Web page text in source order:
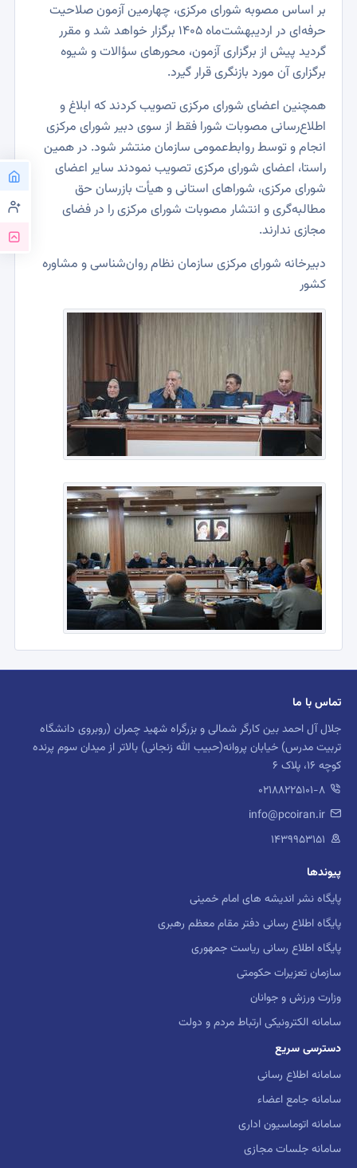
بر اساس مصوبه شورای مرکزی، چهارمین آزمون صلاحیت
حرفه‌ای در اردیبهشت‌ماه ۱۴۰۵ برگزار خواهد شد و مقرر
گردید پیش از برگزاری آزمون، محورهای سؤالات و شیوه
برگزاری آن مورد بازنگری قرار گیرد.
همچنین اعضای شورای مرکزی تصویب کردند که ابلاغ و
اطلاع‌رسانی مصوبات شورا فقط از سوی دبیر شورای مرکزی
انجام و توسط روابط‌عمومی سازمان منتشر شود. در همین
راستا، اعضای شورای مرکزی تصویب نمودند سایر اعضای
شورای مرکزی، شوراهای استانی و هیأت بازرسان حق
مطالبه‌گری و انتشار مصوبات شورای مرکزی را در فضای
مجازی ندارند.
دبیرخانه شورای مرکزی سازمان نظام روان‌شناسی و مشاوره
کشور
تماس با ما
جلال آل احمد بین کارگر شمالی و بزرگراه شهید چمران (روبروی دانشگاه
تربیت مدرس) خیابان پروانه(حبیب الله زنجانی) بالاتر از میدان سوم پرنده
کوچه 16، پلاک 6
02188225101-8
info@pcoiran.ir
۱۴۳۹۹۵۳۱۵۱
پیوندها
پایگاه نشر اندیشه های امام خمینی
پایگاه اطلاع رسانی دفتر مقام معظم رهبری
پایگاه اطلاع رسانی ریاست جمهوری
سازمان تعزیرات حکومتی
وزارت ورزش و جوانان
سامانه الکترونیکی ارتباط مردم و دولت
دسترسی سریع
سامانه اطلاع رسانی
سامانه جامع اعضاء
سامانه اتوماسیون اداری
سامانه جلسات مجازی